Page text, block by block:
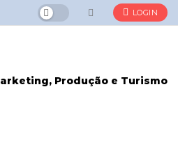
LOGIN